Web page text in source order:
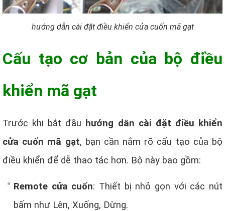
hướng dẫn cài đặt điều khiển cửa cuốn mã gạt
Cấu tạo cơ bản của bộ điều
khiển mã gạt
Trước khi bắt đầu hướng dẫn cài đặt điều khiển
cửa cuốn mã gạt, bạn cần nắm rõ cấu tạo của bộ
điều khiển để dễ thao tác hơn. Bộ này bao gồm:
Remote cửa cuốn: Thiết bị nhỏ gọn với các nút
bấm như Lên, Xuống, Dừng.